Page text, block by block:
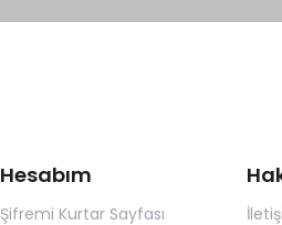
Hesabım
Şifremi Kurtar Sayfası